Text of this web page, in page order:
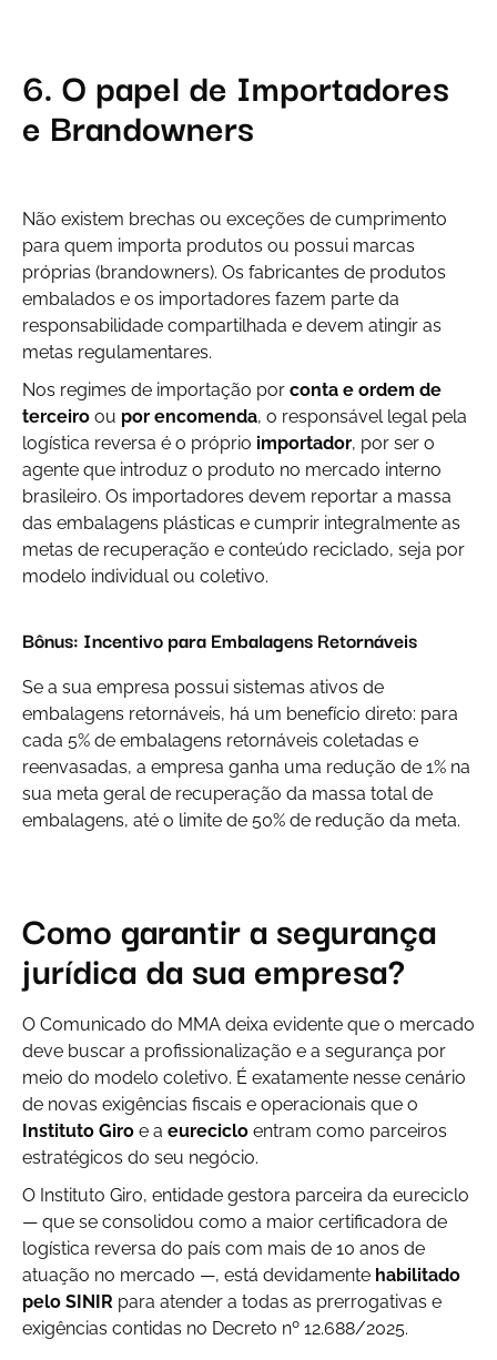
6. O papel de Importadores
e Brandowners
Não existem brechas ou exceções de cumprimento
para quem importa produtos ou possui marcas
próprias (brandowners). Os fabricantes de produtos
embalados e os importadores fazem parte da
responsabilidade compartilhada e devem atingir as
metas regulamentares.
Nos regimes de importação por conta e ordem de
terceiro ou por encomenda, o responsável legal pela
logística reversa é o próprio importador, por ser o
agente que introduz o produto no mercado interno
brasileiro. Os importadores devem reportar a massa
das embalagens plásticas e cumprir integralmente as
metas de recuperação e conteúdo reciclado, seja por
modelo individual ou coletivo.
Bônus: Incentivo para Embalagens Retornáveis
Se a sua empresa possui sistemas ativos de
embalagens retornáveis, há um benefício direto: para
cada 5% de embalagens retornáveis coletadas e
reenvasadas, a empresa ganha uma redução de 1% na
sua meta geral de recuperação da massa total de
embalagens, até o limite de 50% de redução da meta.
Como garantir a segurança
jurídica da sua empresa?
O Comunicado do MMA deixa evidente que o mercado
deve buscar a profissionalização e a segurança por
meio do modelo coletivo. É exatamente nesse cenário
de novas exigências fiscais e operacionais que o
Instituto Giro e a eureciclo entram como parceiros
estratégicos do seu negócio.
O Instituto Giro, entidade gestora parceira da eureciclo
— que se consolidou como a maior certificadora de
logística reversa do país com mais de 10 anos de
atuação no mercado —, está devidamente habilitado
pelo SINIR para atender a todas as prerrogativas e
exigências contidas no Decreto nº 12.688/2025.